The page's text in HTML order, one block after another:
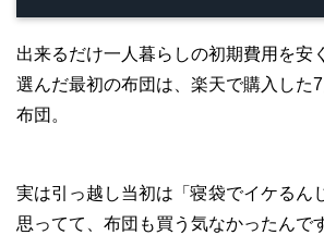
出来るだけ一人暮らしの初期費用を安
選んだ最初の布団は、楽天で購入した
布団。
実は引っ越し当初は「寝袋でイケるん
思ってて、布団も買う気なかったんで